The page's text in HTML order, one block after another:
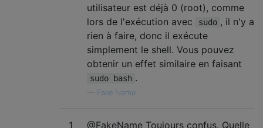
utilisateur est déjà 0 (root), comme
lors de l'exécution avec
sudo , il n'y a
rien à faire, donc il exécute
simplement le shell. Vous pouvez
obtenir un effet similaire en faisant
sudo bash .
Fake Name
1 @FakeName Toujours confus. Quelle